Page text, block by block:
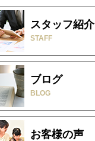
スタッフ紹介
STAFF
ブログ
BLOG
お客様の声